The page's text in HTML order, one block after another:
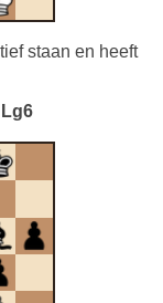
staan en heeft